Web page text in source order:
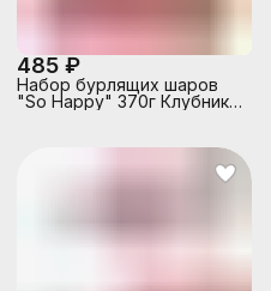
485 ₽
Набор бурлящих шаров
"So Happy" 370г Клубника